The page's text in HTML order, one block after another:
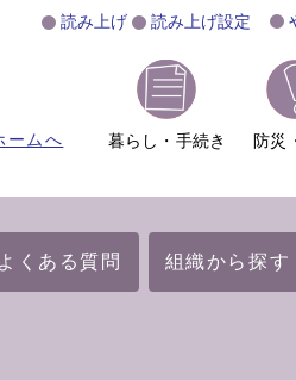
読み上げ 読み上げ設定
ームへ 暮らし・手続き 防災
よくある質問 組織から探す